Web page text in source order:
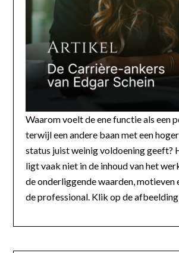
Waarom voelt de ene functie als een
terwijl een andere baan met een
status juist weinig voldoening geeft?
ligt vaak niet in de inhoud van het
de onderliggende waarden, motieven
de professional. Klik op de afbeelding